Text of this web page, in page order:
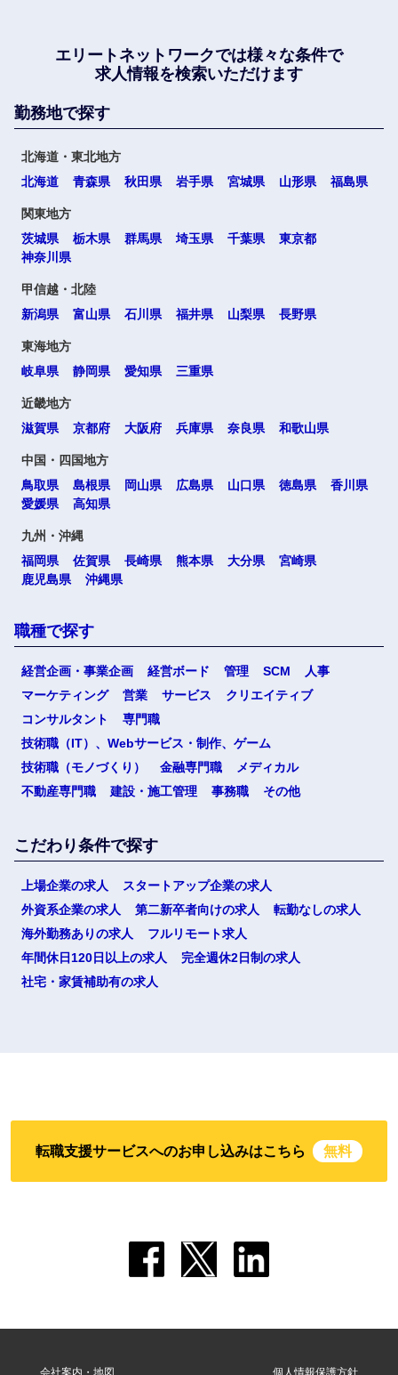
エリートネットワークでは様々な条件で
求人情報を検索いただけます
勤務地で探す
北海道・東北地方
北海道
青森県 秋田県 岩手県 宮城県 山形県 福島県
関東地方
茨城県
栃木県 群馬県 埼玉県 千葉県
東京都
神奈川県
甲信越・北陸
新潟県
富山県 石川県 福井県 山梨県 長野県
東海地方
岐阜県
静岡県 愛知県 三重県
近畿地方
滋賀県
京都府 大阪府 兵庫県 奈良県 和歌山県
中国・四国地方
鳥取県
島根県 岡山県 広島県 山口県 徳島県
香川県
愛媛県
高知県
九州・沖縄
福岡県
佐賀県 長崎県 熊本県 大分県
宮崎県
鹿児島県
沖縄県
職種で探す
経営企画・事業企画 経営ボード 管理 SCM
人事
マーケティング
営業 サービス
クリエイティブ
コンサルタント
専門職
技術職（IT）、Webサービス・制作、ゲーム
技術職（モノづくり）
金融専門職
メディカル
不動産専門職
建設・施工管理 事務職 その他
こだわり条件で探す
上場企業の求人
スタートアップ企業の求人
外資系企業の求人
第二新卒者向けの求人
転勤なしの求人
海外勤務ありの求人
フルリモート求人
年間休日120日以上の求人
完全週休2日制の求人
社宅・家賃補助有の求人
転職支援サービスへのお申し込みはこちら 無料
会社案内・地図 個人情報保護方針